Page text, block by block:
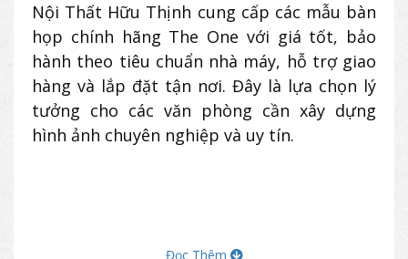
Nội Thất Hữu Thịnh cung cấp các mẫu bàn
họp chính hãng The One với giá tốt, bảo
hành theo tiêu chuẩn nhà máy, hỗ trợ giao
hàng và lắp đặt tận nơi. Đây là lựa chọn lý
tưởng cho các văn phòng cần xây dựng
hình ảnh chuyên nghiệp và uy tín.
Đọc Thêm